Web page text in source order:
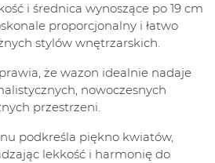
i średnica wynoszące po 19 cm
proporcjonalny i łatwo
stylów wnętrzarskich.
że wazon idealnie nadaje
nowoczesnych
przestrzeni.
podkreśla piękno kwiatów,
lekkość i harmonię do